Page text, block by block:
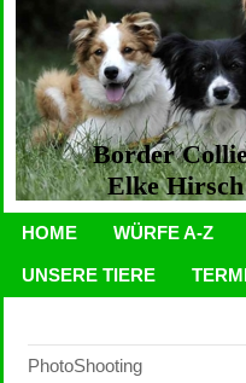
Border
Elke Hirsch
HOME WÜRFE A-Z
UNSERE TIERE
PhotoShooting